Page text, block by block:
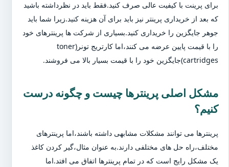
برای پرینت با کیفیت عالی صرف کنید.فقط باید در نظرداشته باشید
که بعد از خریداری پرینتر نیز باید برای آن هزینه کنید.زیرا شما باید
جوهر جایگزین را خریداری کنید.بسیاری از شرکت ها پرینترهای خود
را با قیمت پایین عرضه می کنند،اما کارتریج تونر(toner
cartridges)جایگزین خود را با قیمت بسیار بالا می فروشند.
مشکل اصلی پرینترها چیست و چگونه درست
کنیم؟
پرینترها می توانند مشکلات مشابهی داشته باشند،اما پرینترهای
مختلف،راه حل های مختلفی دارند.به عنوان مثال،گیر کردن کاغذ
یک مشکل رایج است که در تمام پرینترها اتفاق می افتد.اما